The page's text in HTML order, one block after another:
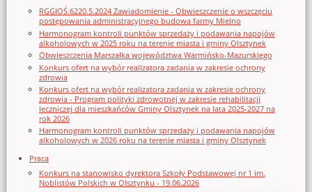
RGGIOŚ.6220.5.2024 Zawiadomienie - Obwieszczenie o wszczęciu
postępowania administracyjnego budowa farmy Mielno
Harmonogram kontroli punktów sprzedaży i podawania napojów
alkoholowych w 2025 roku na terenie miasta i gminy Olsztynek
Obwieszczenia Marszałka województwa Warmińsko-Mazurskiego
Konkurs ofert na wybór realizatora zadania w zakresie ochrony
zdrowia
Konkurs ofert na wybór realizatora zadania w zakresie ochrony
zdrowia - Program polityki zdrowotnej w zakresie rehabilitacji
leczniczej dla mieszkańców Gminy Olsztynek na lata 2025-2027 na
rok 2026
Harmonogram kontroli punktów sprzedaży i podawania napojów
alkoholowych w 2026 roku na terenie miasta i gminy Olsztynek
Praca
Konkurs na stanowisko dyrektora Szkoły Podstawowej nr 1 im.
Noblistów Polskich w Olsztynku - 19.06.2026